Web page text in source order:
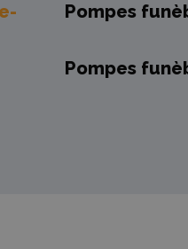
Pompes
Pompes